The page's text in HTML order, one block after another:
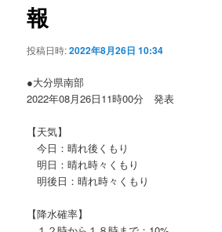
ョ
ン
報
投稿日時:2022年8月26日 10:34
●大分県南部
2022年08月26日11時00分 発表
【天気】
今日：晴れ後くもり
明日：晴れ時々くもり
明後日：晴れ時々くもり
【降水確率】